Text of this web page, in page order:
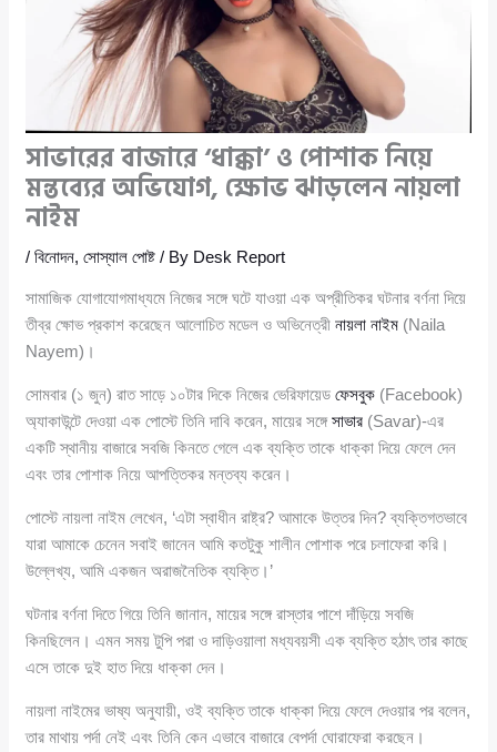
সাভারের বাজারে ‘ধাক্কা’ ও পোশাক নিয়ে
মন্তব্যের অভিযোগ, ক্ষোভ ঝাড়লেন নায়লা
নাইম
/বিনোদন,সোস্যাল পোষ্ট / By Desk Report
সামাজিক যোগাযোগমাধ্যমে নিজের সঙ্গে ঘটে যাওয়া এক অপ্রীতিকর ঘটনার বর্ণনা দিয়ে
তীব্র ক্ষোভ প্রকাশ করেছেন আলোচিত মডেল ও অভিনেত্রীনায়লা নাইম (Naila
Nayem)।
সোমবার (১ জুন) রাত সাড়ে ১০টার দিকে নিজের ভেরিফায়েডফেসবুক (Facebook)
অ্যাকাউন্টে দেওয়া এক পোস্টে তিনি দাবি করেন, মায়ের সঙ্গেসাভার (Savar)-এর
একটি স্থানীয় বাজারে সবজি কিনতে গেলে এক ব্যক্তি তাকে ধাক্কা দিয়ে ফেলে দেন
এবং তার পোশাক নিয়ে আপত্তিকর মন্তব্য করেন।
পোস্টে নায়লা নাইম লেখেন, ‘এটা স্বাধীন রাষ্ট্র? আমাকে উত্তর দিন? ব্যক্তিগতভাবে
যারা আমাকে চেনেন সবাই জানেন আমি কতটুকু শালীন পোশাক পরে চলাফেরা করি।
উল্লেখ্য, আমি একজন অরাজনৈতিক ব্যক্তি।’
ঘটনার বর্ণনা দিতে গিয়ে তিনি জানান, মায়ের সঙ্গে রাস্তার পাশে দাঁড়িয়ে সবজি
কিনছিলেন। এমন সময় টুপি পরা ও দাড়িওয়ালা মধ্যবয়সী এক ব্যক্তি হঠাৎ তার কাছে
এসে তাকে দুই হাত দিয়ে ধাক্কা দেন।
নায়লা নাইমের ভাষ্য অনুযায়ী, ওই ব্যক্তি তাকে ধাক্কা দিয়ে ফেলে দেওয়ার পর বলেন,
তার মাথায় পর্দা নেই এবং তিনি কেন এভাবে বাজারে বেপর্দা ঘোরাফেরা করছেন।